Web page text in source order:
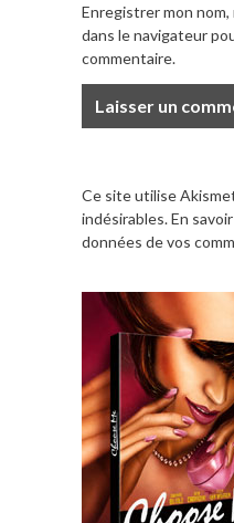
Enregistrer mon
dans le navigateur
commentaire.
Ce site utilise
indésirables.En
données de vos